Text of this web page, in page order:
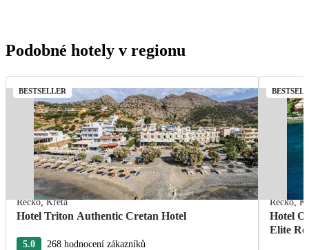
Podobné hotely v regionu
BESTSELLER
Řecko,Kréta
Hotel Triton Authentic Cretan Hotel
5.0 268 hodnocení zákazníků
Řecko,
Hotel
Elite